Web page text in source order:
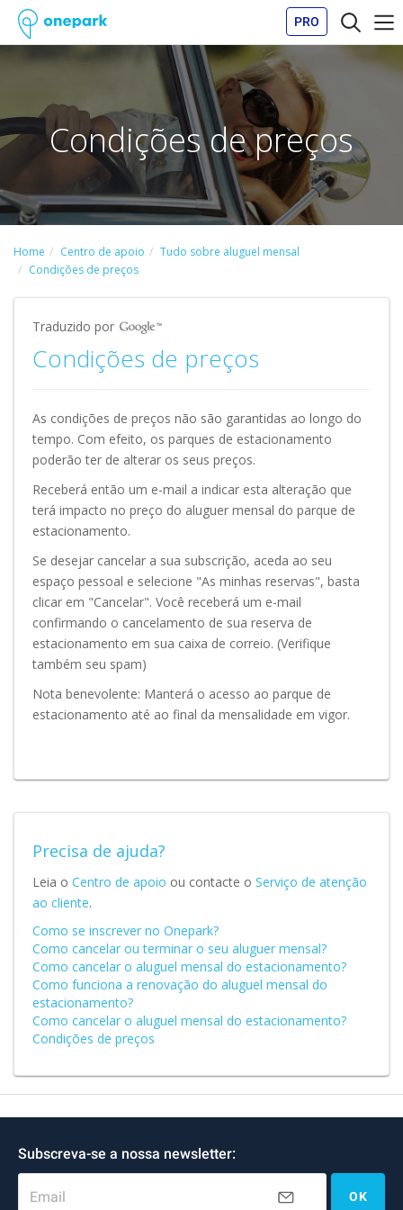
PRO
Condições de preços
Home Centro de apoio
Tudo sobre aluguel mensal
Condições de preços
Traduzido por
Condições de preços
As condições de preços não são garantidas ao longo do
tempo. Com efeito, os parques de estacionamento
poderão ter de alterar os seus preços.
Receberá então um e-mail a indicar esta alteração que
terá impacto no preço do aluguer mensal do parque de
estacionamento.
Se desejar cancelar a sua subscrição, aceda ao seu
espaço pessoal e selecione "As minhas reservas", basta
clicar em "Cancelar". Você receberá um e-mail
confirmando o cancelamento de sua reserva de
estacionamento em sua caixa de correio. (Verifique
também seu spam)
Nota benevolente: Manterá o acesso ao parque de
estacionamento até ao final da mensalidade em vigor.
Precisa de ajuda?
Leia o Centro de apoio ou contacte o Serviço de atenção
ao cliente.
Como se inscrever no Onepark?
Como cancelar ou terminar o seu aluguer mensal?
Como cancelar o aluguel mensal do estacionamento?
Como funciona a renovação do aluguel mensal do
estacionamento?
Como cancelar o aluguel mensal do estacionamento?
Condições de preços
Subscreva-se a nossa newsletter:
Email OK